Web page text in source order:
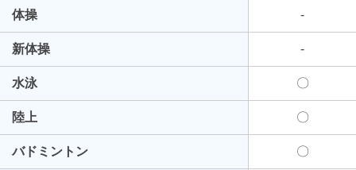
体操 -
新体操 -
水泳 〇
陸上 〇
バドミントン 〇